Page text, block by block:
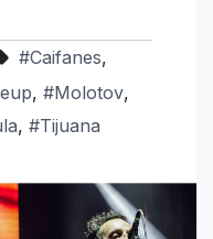
#Caifanes,
, #Molotov,
, #Tijuana